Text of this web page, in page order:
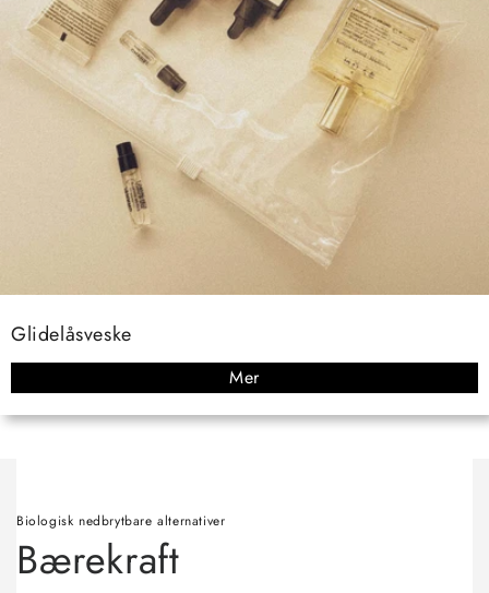
Glidelåsveske
Mer
Biologisk nedbrytbare alternativer
Bærekraft